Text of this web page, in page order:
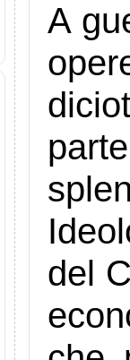
A
del